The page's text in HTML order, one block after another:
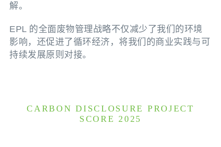
解。
EPL 的全面废物管理战略不仅减少了我们的环境
影响，还促进了循环经济，将我们的商业实践与可
持续发展原则对接。
CARBON DISCLOSURE PROJECT
SCORE 2025